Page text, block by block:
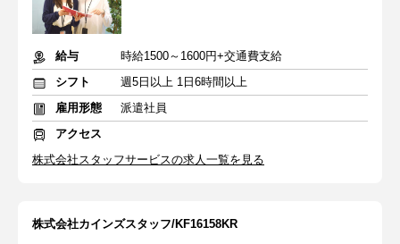
給与
時給1500～1600円+交通費支給
シフト
週5日以上 1日6時間以上
雇用形態
派遣社員
アクセス
株式会社スタッフサービスの求人一覧を見る
株式会社カインズスタッフ/KF16158KR